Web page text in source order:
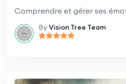
ByVision Tree Team